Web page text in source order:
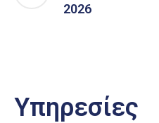
2026
Υπηρεσίες